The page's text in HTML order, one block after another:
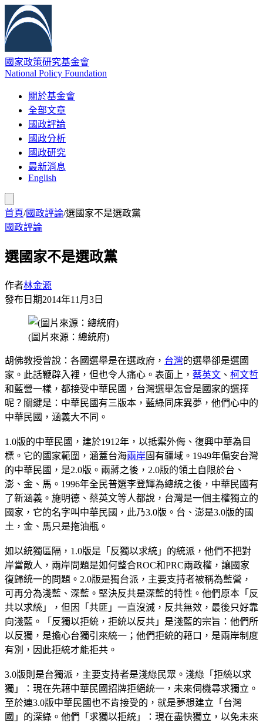
國家政策研究基金會
National Policy Foundation
關於基金會
全部文章
國政評論
國政分析
國政研究
最新消息
English
首頁/國政評論/選國家不是選政黨
國政評論
選國家不是選政黨
作者林金源
發布日期2014年11月3日
(圖片來源：總統府)
胡佛教授曾說：各國選舉是在選政府， 台灣的選舉卻是選國
家。此話鞭辟入裡，但也令人痛心。表面上， 蔡英文 、 柯文哲
和藍營一樣，都接受中華民國，台灣選舉怎會是國家的選擇
呢？關鍵是：中華民國有三版本，藍綠同床異夢，他們心中的
中華民國，涵義大不同。
1.0版的中華民國，建於1912年，以抵禦外侮、復興中華為目
標。它的國家範圍，涵蓋台海兩岸固有疆域。1949年偏安台灣
的中華民國，是2.0版。兩蔣之後，2.0版的領土自限於台、
澎、金、馬。1996年全民普選李登輝為總統之後，中華民國有
了新涵義。施明德、蔡英文等人都說，台灣是一個主權獨立的
國家，它的名字叫中華民國，此乃3.0版。台、澎是3.0版的國
土，金、馬只是拖油瓶。
如以統獨區隔，1.0版是「反獨以求統」的統派，他們不把對
岸當敵人，兩岸問題是如何整合ROC和PRC兩政權，讓國家
復歸統一的問題。2.0版是獨台派，主要支持者被稱為藍營，
可再分為淺藍、深藍。堅決反共是深藍的特性。他們原本「反
共以求統」，但因「共匪」一直沒滅，反共無效，最後只好靠
向淺藍。「反獨以拒統，拒統以反共」是淺藍的宗旨：他們所
以反獨，是擔心台獨引來統一；他們拒統的藉口，是兩岸制度
有別，因此拒統才能拒共。
3.0版則是台獨派，主要支持者是淺綠民眾。淺綠「拒統以求
獨」：現在先藉中華民國招牌拒絕統一，未來伺機尋求獨立。
至於連3.0版中華民國也不肯接受的，就是夢想建立「台灣
國」的深綠。他們「求獨以拒統」：現在盡快獨立，以免未來